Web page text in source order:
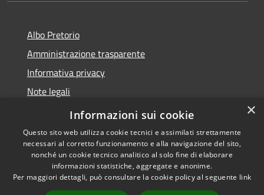
Albo Pretorio
Amministrazione trasparente
Informativa privacy
Note legali
Dichiarazione di accessibilità
Accessibilità
Copyright © 2026 • Comune di
Firenzuola • Powered by
×
Informazioni sui cookie
Questo sito web utilizza cookie tecnici e assimilati strettamente
necessari al corretto funzionamento e alla navigazione del sito,
nonché un cookie tecnico analitico al solo fine di elaborare
informazioni statistiche, aggregate e anonime.
Per maggiori dettagli, può consultare la cookie policy al seguente link